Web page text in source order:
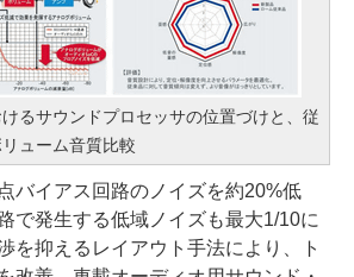
るサウンドプロセッサの位置づけと、従
ューム音質比較
バイアス回路のノイズを約20%低
で発生する低域ノイズも最大1/10に
を抑えるレイアウト手法により、ト